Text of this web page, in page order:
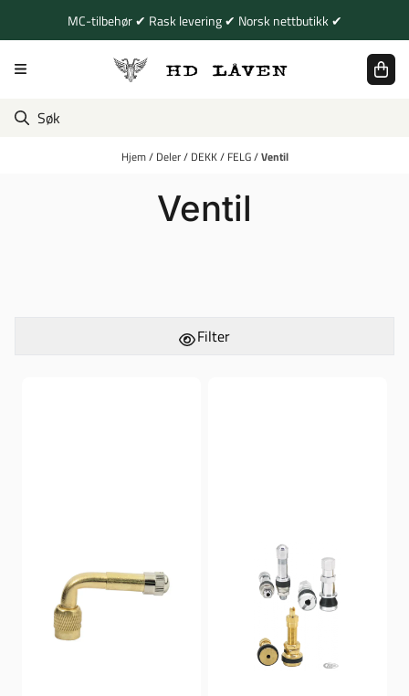
Hopp til innholdMC-tilbehør ✔ Rask levering ✔ Norsk nettbutikk ✔
Hjem/ Deler/ DEKK/ FELG/Ventil
Ventil
Filter